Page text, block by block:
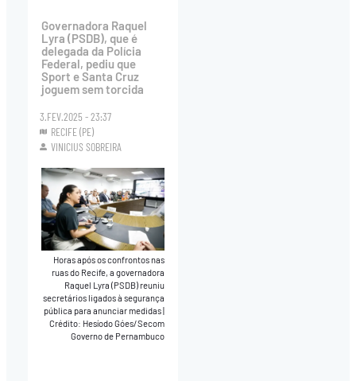
Governadora Raquel
Lyra (PSDB), que é
delegada da Polícia
Federal, pediu que
Sport e Santa Cruz
joguem sem torcida
3.FEV.2025 - 23:37
RECIFE (PE)
VINICIUS SOBREIRA
Horas após os confrontos nas
ruas do Recife, a governadora
Raquel Lyra (PSDB) reuniu
secretários ligados à segurança
pública para anunciar medidas|
Crédito: Hesíodo Góes/Secom
Governo de Pernambuco